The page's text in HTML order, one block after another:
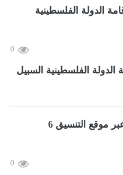
0
الفلسطينية السبيل
0